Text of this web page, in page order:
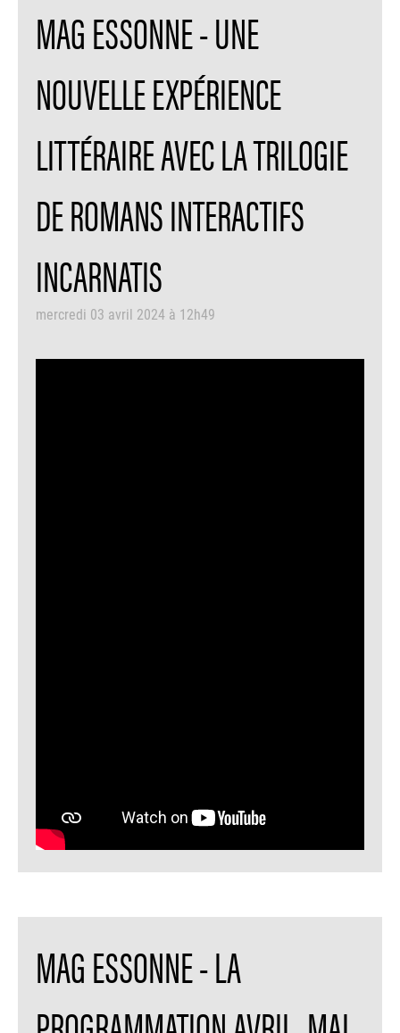
MAG ESSONNE - UNE
NOUVELLE EXPÉRIENCE
LITTÉRAIRE AVEC LA TRILOGIE
DE ROMANS INTERACTIFS
INCARNATIS
mercredi 03 avril 2024 à 12h49
MAG ESSONNE - LA